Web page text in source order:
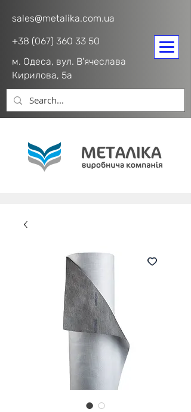
sales@metalika.com.ua
+38 (067) 360 33 50
м. Одеса, вул. В'ячеслава
Кирилова, 5а